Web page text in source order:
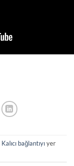
Kalıcı bağlantıyıyer